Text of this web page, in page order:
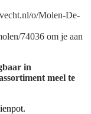
o/Molen-De-
74036 om je aan
in
meel te